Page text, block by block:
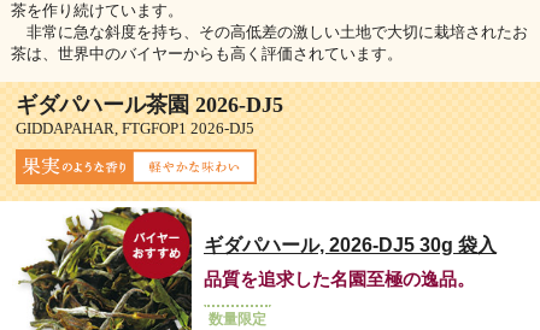
茶を作り続けています。
非常に急な斜度を持ち、その高低差の激しい土地で大切に栽培されたお
茶は、世界中のバイヤーからも高く評価されています。
ギダパハール茶園 2026-DJ5
GIDDAPAHAR, FTGFOP1 2026-DJ5
ギダパハール, 2026-DJ5 30g 袋入
品質を追求した名園至極の逸品。
数量限定